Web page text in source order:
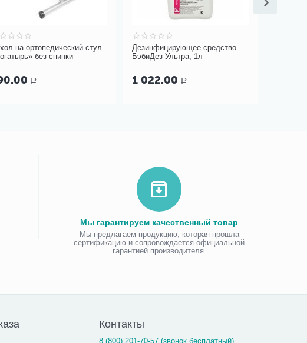
на ортопедический стул
без спинки
Р
Дезинфицирующее средство
БэбиДез Ультра, 1л
1 022.00 Р
Мы гарантируем качественный товар
Мы предлагаем продукцию, которая прошла
сертификацию и сопровождается официальной
гарантией производителя.
Контакты
8 (800) 201-70-57 (звонок бесплатный)